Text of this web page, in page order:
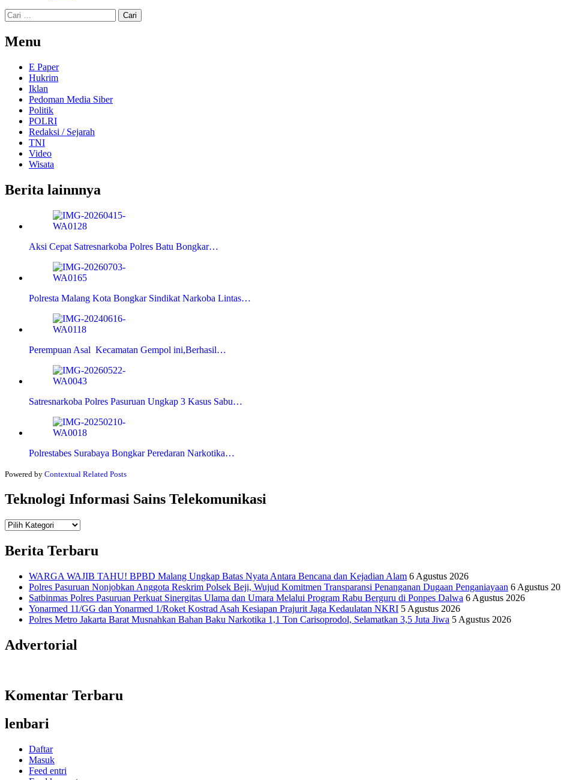
Cari
untuk:
Menu
E Paper
Hukrim
Iklan
Pedoman Media Siber
Politik
POLRI
Redaksi / Sejarah
TNI
Video
Wisata
Berita lainnnya
Aksi Cepat Satresnarkoba Polres Batu Bongkar…
Polresta Malang Kota Bongkar Sindikat Narkoba Lintas…
Perempuan Asal Kecamatan Gempol ini,Berhasil…
Satresnarkoba Polres Pasuruan Ungkap 3 Kasus Sabu…
Polrestabes Surabaya Bongkar Peredaran Narkotika…
Powered by Contextual Related Posts
Teknologi Informasi Sains Telekomunikasi
Teknologi
Berita Terbaru
WARGA WAJIB TAHU! BPBD Malang Ungkap Batas Nyata Antara Bencana dan Kejadian Alam 6 Agustus 2026
Polres Pasuruan Nonjobkan Anggota Reskrim Polsek Beji, Wujud Komitmen Transparansi Penanganan Dugaan Penganiayaan 6 Agustus
Satbinmas Polres Pasuruan Perkuat Sinergitas Ulama dan Umara Melalui Program Rabu Berguru di Ponpes Dalwa 6 Agustus 2026
Yonarmed 11/GG dan Yonarmed 1/Roket Kostrad Asah Kesiapan Prajurit Jaga Kedaulatan NKRI 5 Agustus 2026
Polres Metro Jakarta Barat Musnahkan Bahan Baku Narkotika 1,1 Ton Carisoprodol, Selamatkan 3,5 Juta Jiwa 5 Agustus 2026
Advertorial
Komentar Terbaru
lenbari
Daftar
Masuk
Feed entri